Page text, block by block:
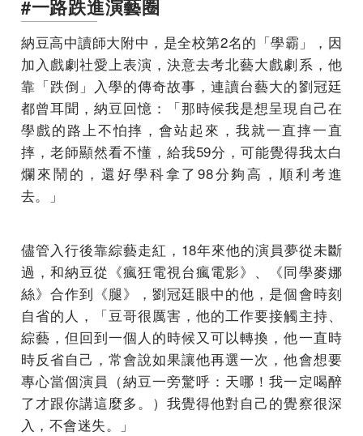
#一路跌進演藝圈
納豆高中讀師大附中，是全校第2名的「學霸」，因
加入戲劇社愛上表演，決意去考北藝大戲劇系，他
靠「跌倒」入學的傳奇故事，連讀台藝大的劉冠廷
都曾耳聞，納豆回憶：「那時候我是想呈現自己在
學戲的路上不怕摔，會站起來，我就一直摔一直
摔，老師顯然看不懂，給我59分，可能覺得我太白
爛來鬧的，還好學科拿了98分夠高，順利考進
去。」
儘管入行後靠綜藝走紅，18年來他的演員夢從未斷
過，和納豆從《瘋狂電視台瘋電影》、《同學麥娜
絲》合作到《腿》，劉冠廷眼中的他，是個會時刻
自省的人，「豆哥很厲害，他的工作要接觸主持、
綜藝，但回到一個人的時候又可以轉換，他一直時
時反省自己，常會說如果讓他再選一次，他會想要
專心當個演員（納豆一旁驚呼：天哪！我一定喝醉
了才跟你講這麼多。）我覺得他對自己的覺察很深
入，不會迷失。」